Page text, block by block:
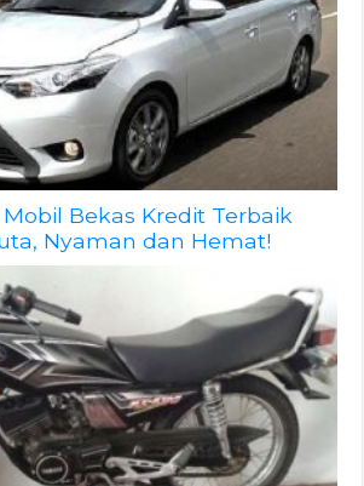
Bekas Kredit Terbaik
Nyaman dan Hemat!